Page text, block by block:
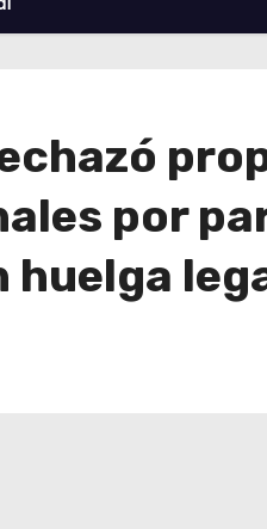
por
huelga